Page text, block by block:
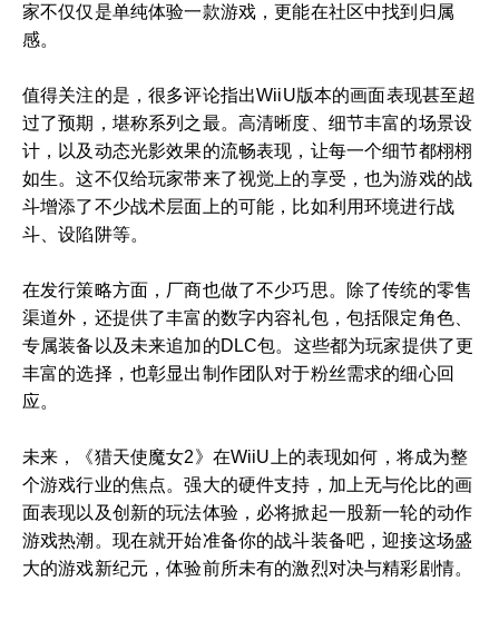
家不仅仅是单纯体验一款游戏，更能在社区中找到归属
感。
值得关注的是，很多评论指出WiiU版本的画面表现甚至超
过了预期，堪称系列之最。高清晰度、细节丰富的场景设
计，以及动态光影效果的流畅表现，让每一个细节都栩栩
如生。这不仅给玩家带来了视觉上的享受，也为游戏的战
斗增添了不少战术层面上的可能，比如利用环境进行战
斗、设陷阱等。
在发行策略方面，厂商也做了不少巧思。除了传统的零售
渠道外，还提供了丰富的数字内容礼包，包括限定角色、
专属装备以及未来追加的DLC包。这些都为玩家提供了更
丰富的选择，也彰显出制作团队对于粉丝需求的细心回
应。
未来，《猎天使魔女2》在WiiU上的表现如何，将成为整
个游戏行业的焦点。强大的硬件支持，加上无与伦比的画
面表现以及创新的玩法体验，必将掀起一股新一轮的动作
游戏热潮。现在就开始准备你的战斗装备吧，迎接这场盛
大的游戏新纪元，体验前所未有的激烈对决与精彩剧情。